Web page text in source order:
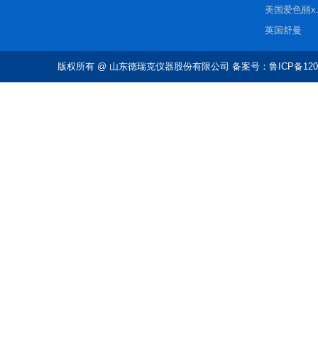
美国爱色丽
英国舒曼
版权所有 @ 山东德瑞克仪器股份有限公司 备案号：鲁ICP备